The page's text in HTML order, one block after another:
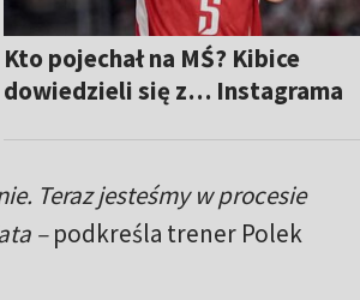
Kto pojechał na MŚ? Kibice
dowiedzieli się z… Instagrama
Teraz jesteśmy w procesie
–podkreśla trener Polek